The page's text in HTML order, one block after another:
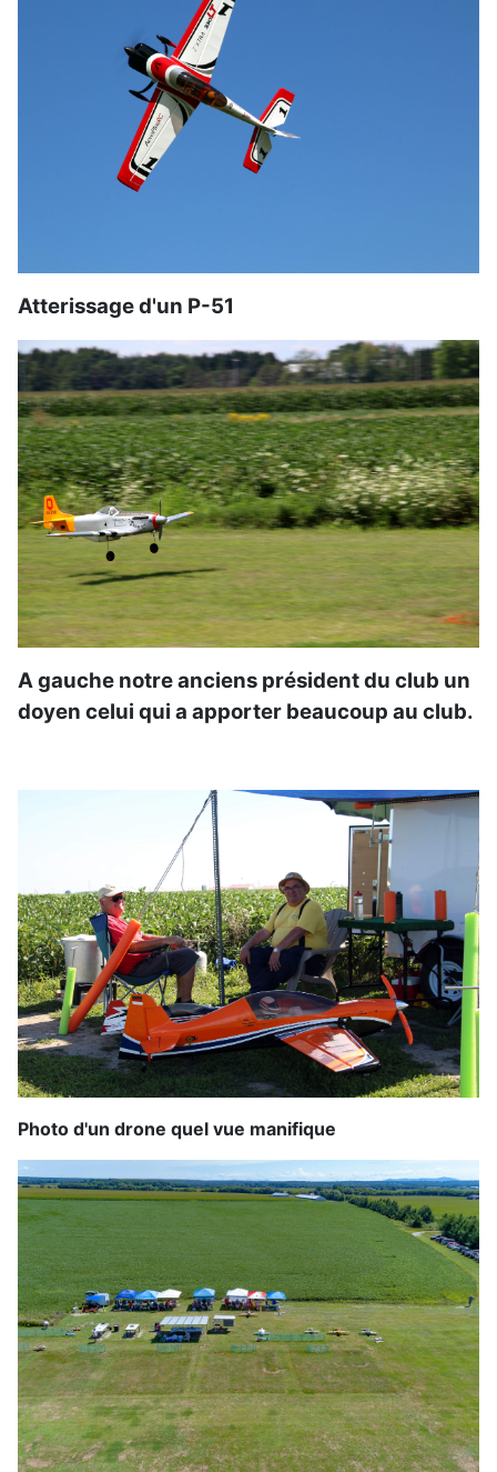
Atterissage d'un P-51
A gauche notre anciens président du club un
doyen celui qui a apporter beaucoup au club.
Photo d'un drone quel vue manifique